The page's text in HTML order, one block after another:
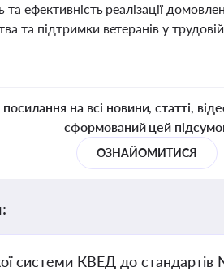
та ефективність реалізації
та підтримки ветеранів у
на всі новини, статті,
сформований цей
ОЗНАЙОМИТИСЯ
системи КВЕД до стандартів